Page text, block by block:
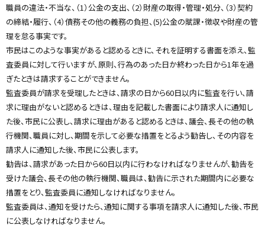
y
職員の違法・不当な、（1）公金の支出、（2）財産の取得・管理・処分、（3）契約
の締結・履行、（4）債務その他の義務の負担、(5)公金の賦課・徴収や財産の管
理を怠る事実です。
市民はこのような事実があると認めるときに、それを証明する書面を添え、監
査委員に対して行いますが、原則、行為のあった日か終わった日から1年を過
ぎたときは請求することができません。
監査委員が請求を受理したときは、請求の日から60日以内に監査を行い、請
求に理由がないと認めるときは、理由を記載した書面により請求人に通知し
た後、市民に公表し、請求に理由があると認めるときは、議会、長その他の執
行機関、職員に対し、期間を示して必要な措置をとるよう勧告し、その内容を
請求人に通知した後、市民に公表します。
勧告は、請求があった日から60日以内に行わなければなりませんが、勧告を
受けた議会、長その他の執行機関、職員は、勧告に示された期間内に必要な
措置をとり、監査委員に通知しなければなりません。
監査委員は、通知を受けたら、通知に関する事項を請求人に通知した後、市民
に公表しなければなりません。